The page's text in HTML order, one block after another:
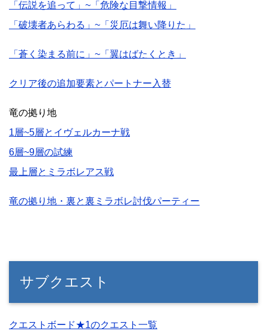
「伝説を追って」~「危険な目撃情報」
「破壊者あらわる」~「災厄は舞い降りた」
「蒼く染まる前に」~「翼はばたくとき」
クリア後の追加要素とパートナー入替
竜の拠り地
1層~5層とイヴェルカーナ戦
6層~9層の試練
最上層とミラボレアス戦
竜の拠り地・裏と裏ミラボレ討伐パーティー
サブクエスト
クエストボード★1のクエスト一覧